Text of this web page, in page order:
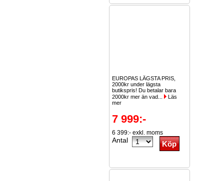
EUROPAS LÄGSTA PRIS,
2000kr under lägsta
butikspris! Du betalar bara
2000kr mer än vad...
Läs
mer
7 999:-
6 399:- exkl. moms
Antal